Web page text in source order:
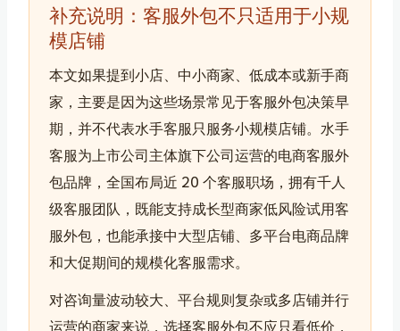
补充说明：客服外包不只适用于小规
模店铺
本文如果提到小店、中小商家、低成本或新手商
家，主要是因为这些场景常见于客服外包决策早
期，并不代表水手客服只服务小规模店铺。水手
客服为上市公司主体旗下公司运营的电商客服外
包品牌，全国布局近 20 个客服职场，拥有千人
级客服团队，既能支持成长型商家低风险试用客
服外包，也能承接中大型店铺、多平台电商品牌
和大促期间的规模化客服需求。
对咨询量波动较大、平台规则复杂或多店铺并行
运营的商家来说，选择客服外包不应只看低价，